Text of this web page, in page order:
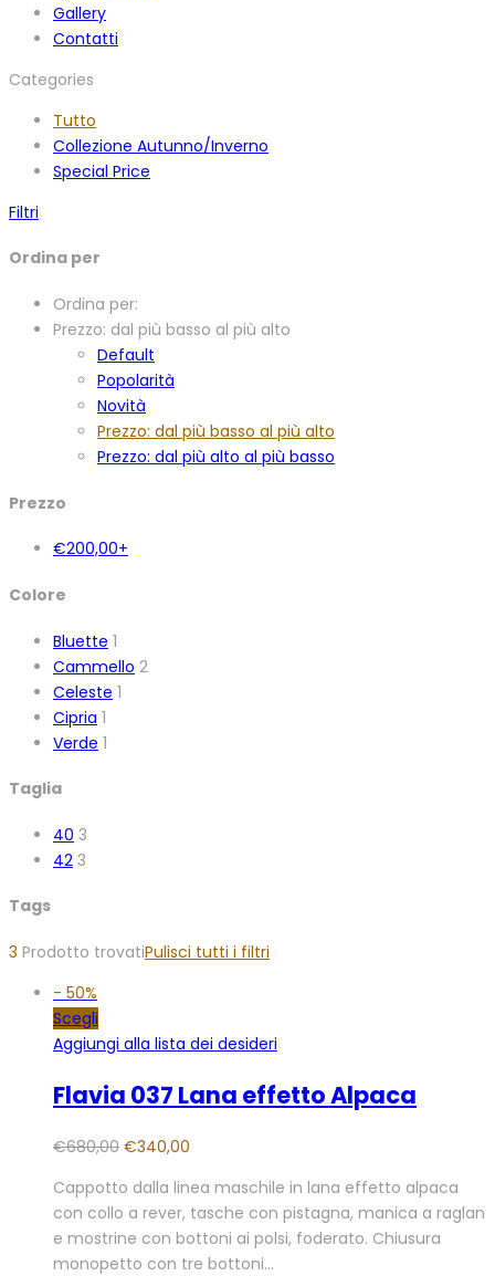
Gallery
Contatti
Categories
Tutto
Collezione Autunno/Inverno
Special Price
Filtri
Ordina per
Ordina per:
Prezzo: dal più basso al più alto
Default
Popolarità
Novità
Prezzo: dal più basso al più alto
Prezzo: dal più alto al più basso
Prezzo
€200,00+
Colore
Bluette 1
Cammello 2
Celeste 1
Cipria 1
Verde 1
Taglia
40 3
42 3
Tags
3 Prodotto trovatiPulisci tutti i filtri
- 50%
Scegli
Aggiungi alla lista dei desideri
Flavia 037 Lana effetto Alpaca
€680,00 €340,00
Cappotto dalla linea maschile in lana effetto alpaca
con collo a rever, tasche con pistagna, manica a raglan
e mostrine con bottoni ai polsi, foderato. Chiusura
monopetto con tre bottoni…